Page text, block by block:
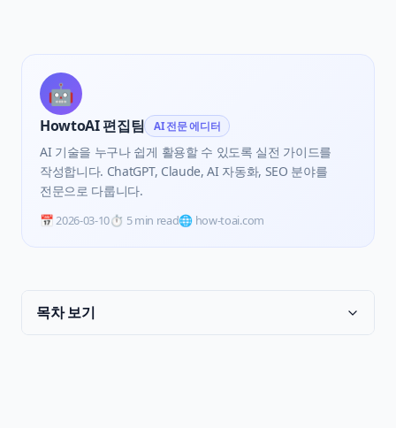
🤖
HowtoAI 편집팀 AI 전문 에디터
AI 기술을 누구나 쉽게 활용할 수 있도록 실전 가이드를
작성합니다. ChatGPT, Claude, AI 자동화, SEO 분야를
전문으로 다룹니다.
📅2026-03-10⏱️ 5 min read🌐 how-toai.com
목차 보기